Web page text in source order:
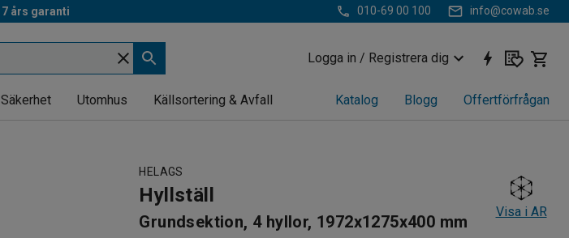
7 års garanti 010-69 00 100 info@cowab.se
Logga in / Registrera dig
Säkerhet Utomhus Källsortering & Avfall Katalog Blogg Offertförfrågan
HELAGS
Hyllställ
Grundsektion, 4 hyllor, 1972x1275x400 mm
Visa i AR